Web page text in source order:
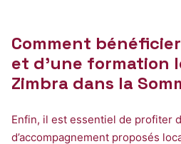
Comment
et d’une formation
Zimbra dans la
Enfin, il est essentiel de profiter
d’accompagnement proposés